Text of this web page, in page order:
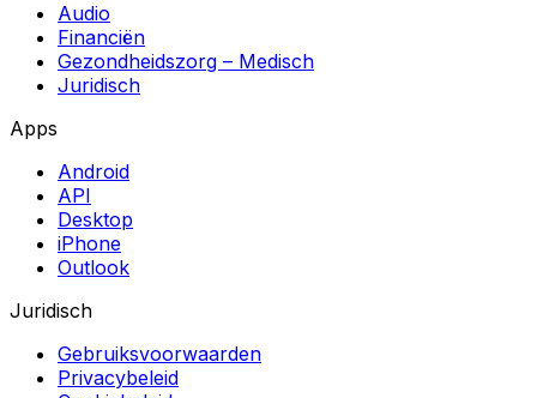
Audio
Financiën
Gezondheidszorg – Medisch
Juridisch
Apps
Android
API
Desktop
iPhone
Outlook
Juridisch
Gebruiksvoorwaarden
Privacybeleid